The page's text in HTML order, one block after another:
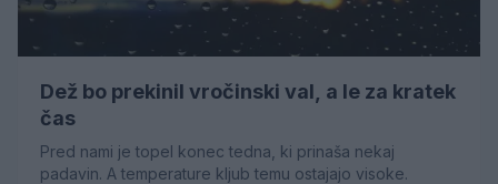
Dež bo prekinil vročinski val, a le za kratek
čas
Pred nami je topel konec tedna, ki prinaša nekaj
padavin. A temperature kljub temu ostajajo visoke.